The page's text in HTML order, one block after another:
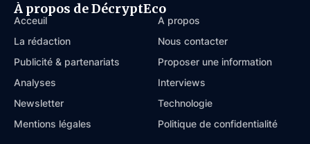
À propos de DécryptEco
Acceuil
À propos
La rédaction
Nous contacter
Publicité & partenariats
Proposer une information
Analyses
Interviews
Newsletter
Technologie
Mentions légales
Politique de confidentialité